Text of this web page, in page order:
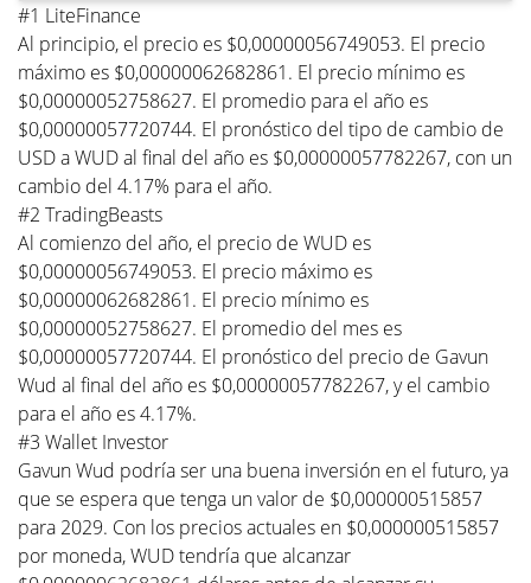
#1 LiteFinance
Al principio, el precio es $0,00000056749053. El precio
máximo es $0,00000062682861. El precio mínimo es
$0,00000052758627. El promedio para el año es
$0,00000057720744. El pronóstico del tipo de cambio de
USD a WUD al final del año es $0,00000057782267, con un
cambio del 4.17% para el año.
#2 TradingBeasts
Al comienzo del año, el precio de WUD es
$0,00000056749053. El precio máximo es
$0,00000062682861. El precio mínimo es
$0,00000052758627. El promedio del mes es
$0,00000057720744. El pronóstico del precio de Gavun
Wud al final del año es $0,00000057782267, y el cambio
para el año es 4.17%.
#3 Wallet Investor
Gavun Wud podría ser una buena inversión en el futuro, ya
que se espera que tenga un valor de $0,000000515857
para 2029. Con los precios actuales en $0,000000515857
por moneda, WUD tendría que alcanzar